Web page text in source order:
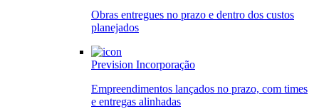
Obras entregues no prazo e dentro dos custos
planejados
Prevision Incorporação
Empreendimentos lançados no prazo, com times
e entregas alinhadas